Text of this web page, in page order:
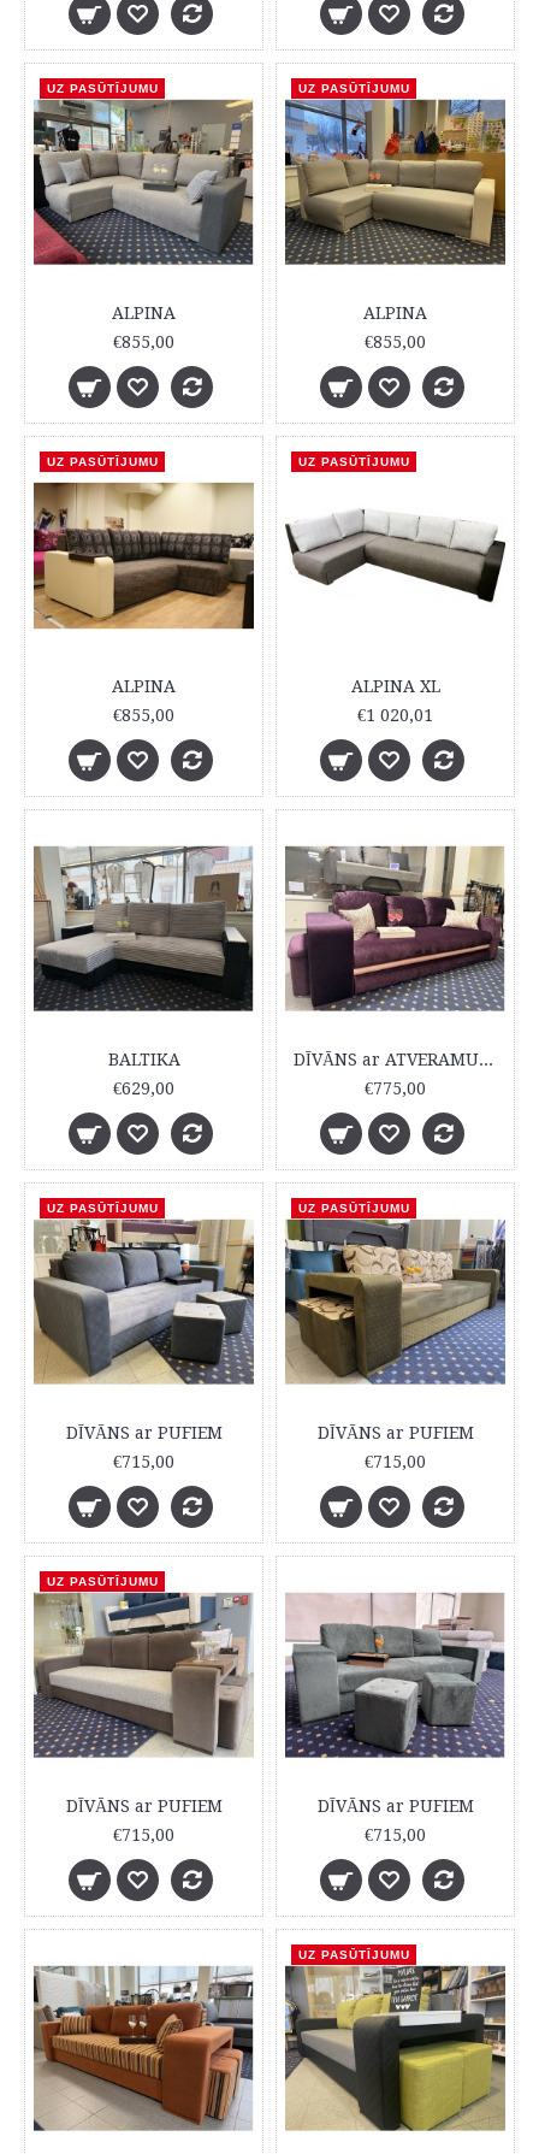
UZ PASŪTĪJUMU
ALPINA
€855,00
UZ PASŪTĪJUMU
ALPINA
€855,00
UZ PASŪTĪJUMU
ALPINA
€855,00
UZ PASŪTĪJUMU
ALPINA XL
€1 020,01
BALTIKA
€629,00
DĪVĀNS ar ATVERAMU PUFU LOTE
€775,00
UZ PASŪTĪJUMU
DĪVĀNS ar PUFIEM
€715,00
UZ PASŪTĪJUMU
DĪVĀNS ar PUFIEM
€715,00
UZ PASŪTĪJUMU
DĪVĀNS ar PUFIEM
€715,00
DĪVĀNS ar PUFIEM
€715,00
UZ PASŪTĪJUMU